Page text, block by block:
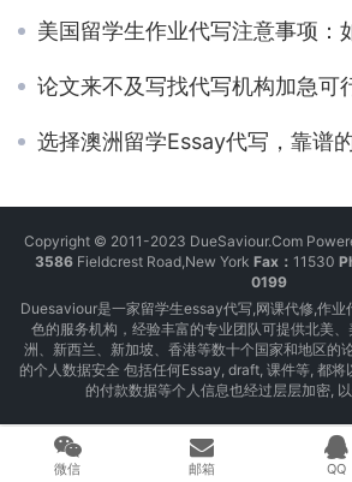
美国留学生作业代写注意事项：如何
论文来不及写找代写机构加急可行吗？Essay代写
选择澳洲留学Essay代写，靠谱
Copyright © 2011-2023 DueSaviour.Com
3586 Fieldcrest Road,New York Fax： 11530
0199
Duesaviour是一家留学生essay代写,网课代修,作业
色的服务机构，经验丰富的专业团队可提供北美
洲、新西兰、新加坡、香港等数十个国家和地区的
的个人数据安全 包括任何Essay, draft, 课件等, 都将
的付款数据等个人信息也经过层层加密, 以
微信 邮箱 QQ